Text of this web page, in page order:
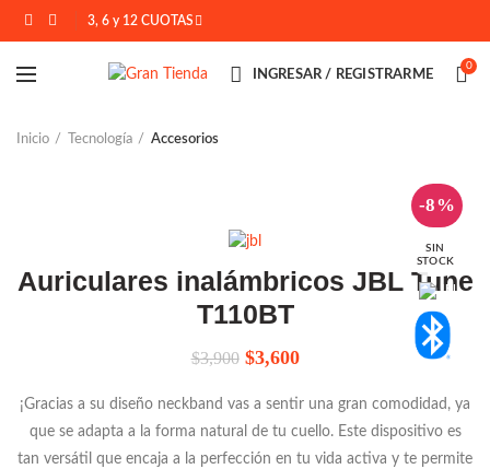
3, 6 y 12 CUOTAS
INGRESAR / REGISTRARME
0
Inicio Tecnología Accesorios
-8%
SIN
STOCK
Auriculares inalámbricos JBL Tune
T110BT
$3,900 El
original
era:
$3,900.
$3,600El
actual
es:
$3,600.
¡Gracias a su diseño neckband vas a sentir una gran comodidad, ya
que se adapta a la forma natural de tu cuello. Este dispositivo es
tan versátil que encaja a la perfección en tu vida activa y te permite